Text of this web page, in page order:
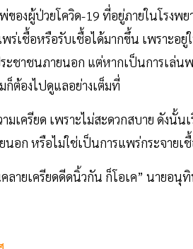
งผู้ป่วยโควิด-19 ที่อยู่ภายในโรงพย
ร่เชื้อหรือรับเชื้อได้มากขึ้น เพราะอ
ชาชนภายนอก แต่หากเป็นการเล่น
ต้องไปดูแลอย่างเต็มที่
มเครียด เพราะไม่สะดวกสบาย ดังนั้น
ก หรือไม่ใช่เป็นการแพร่กระจายเ
ลายเครียดดีดนิ้วกัน ก็โอเค” นายอนุ